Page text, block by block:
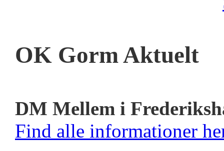
OK Gorm Aktuelt
DM Mellem i
Find alle informationer